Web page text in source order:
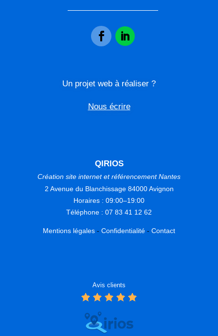
Un projet web à réaliser ?
Nous écrire
QIRIOS
Création site internet et référencement Nantes
2 Avenue du Blanchissage 84000 Avignon
Horaires : 09:00–19:00
Téléphone : 07 83 41 12 62
Mentions légales - Confidentialité - Contact
Avis clients